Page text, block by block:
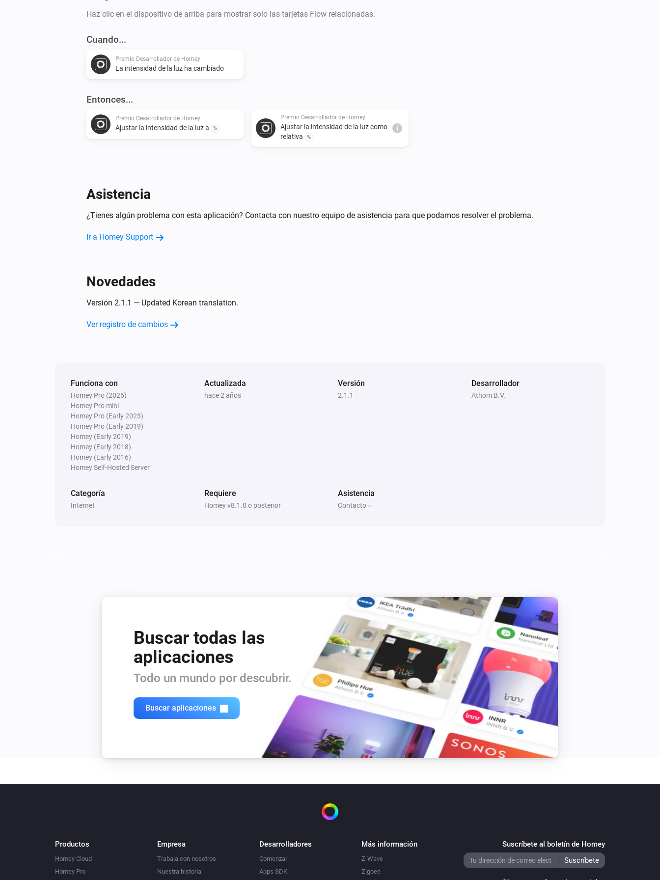
Haz clic en el dispositivo de arriba para mostrar solo las tarjetas Flow relacionadas.
Cuando...
Premio Desarrollador de Homey
La intensidad de la luz ha cambiado
Entonces...
Premio Desarrollador de Homey
Ajustar la intensidad de la luz a %
Premio Desarrollador de Homey
Ajustar la intensidad de la luz como
relativa
%
i
Asistencia
¿Tienes algún problema con esta aplicación? Contacta con nuestro equipo de asistencia para que podamos resolver el problema.
Ir a Homey Support
Novedades
Versión 2.1.1 — Updated Korean translation.
Ver registro de cambios
Funciona con
Homey Pro (2026)
Homey Pro mini
Homey Pro (Early 2023)
Homey Pro (Early 2019)
Homey (Early 2019)
Homey (Early 2018)
Homey (Early 2016)
Homey Self-Hosted Server
Actualizada
hace 2 años
Versión
2.1.1
Desarrollador
Athom B.V.
Categoría
Internet
Requiere
Homey v8.1.0 o posterior
Asistencia
Contacto »
Buscar todas las
aplicaciones
Todo un mundo por descubrir.
Buscar aplicaciones
Productos
Homey Cloud
Homey Pro
Empresa
Trabaja con nosotros
Nuestra historia
Desarrolladores
Comenzar
Apps SDK
Más información
Z-Wave
Zigbee
Suscríbete al boletín de Homey